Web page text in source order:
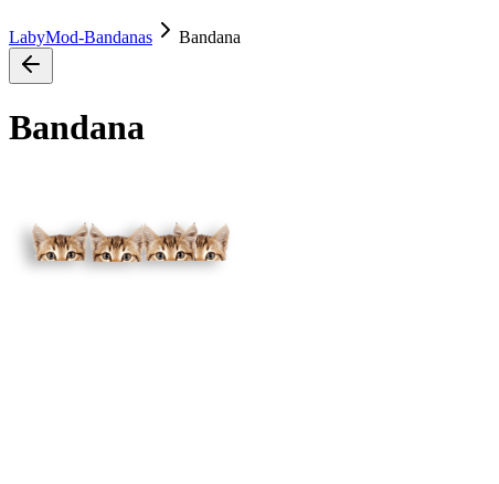
LabyMod-Bandanas Bandana
Bandana